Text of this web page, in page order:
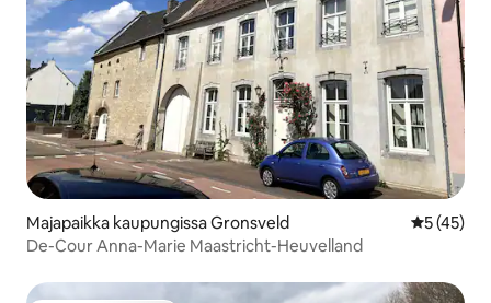
Majapaikka kaupungissa Gronsveld
5 (45)
De-Cour Anna-Marie Maastricht-Heuvelland